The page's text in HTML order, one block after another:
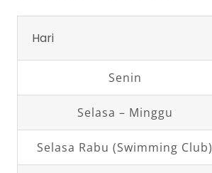
Hari
Senin
Selasa – Minggu
Selasa Rabu (Swimming Club)